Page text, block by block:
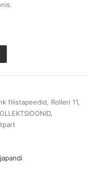
fliistapeedid Rolleri 11
,